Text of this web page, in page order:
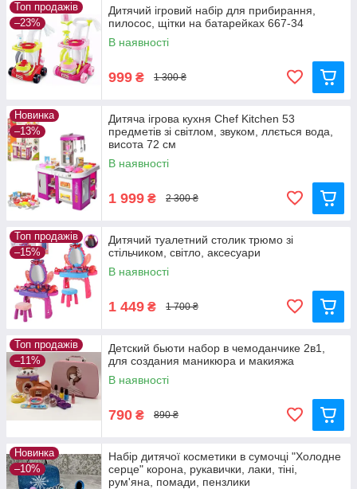
Топ продажів
–23%
Дитячий ігровий набір для прибирання,
пилосос, щітки на батарейках 667-34
В наявності
999 ₴ 1 300 ₴
Новинка
–13%
Дитяча ігрова кухня Chef Kitchen 53
предметів зі світлом, звуком, ллється вода,
висота 72 см
В наявності
1 999 ₴ 2 300 ₴
Топ продажів
–15%
Дитячий туалетний столик трюмо зі
стільчиком, світло, аксесуари
В наявності
1 449 ₴ 1 700 ₴
Топ продажів
–11%
Детский бьюти набор в чемоданчике 2в1,
для создания маникюра и макияжа
В наявності
790 ₴ 890 ₴
Новинка
–10%
Набір дитячої косметики в сумочці "Холодне
серце" корона, рукавички, лаки, тіні,
рум'яна, помади, пензлики